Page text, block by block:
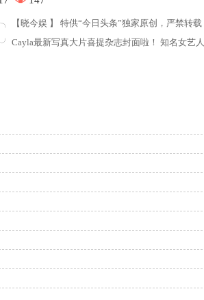
】 特供“今日头条”独家原创，严禁转载
写真大片喜提杂志封面啦！ 知名女艺人